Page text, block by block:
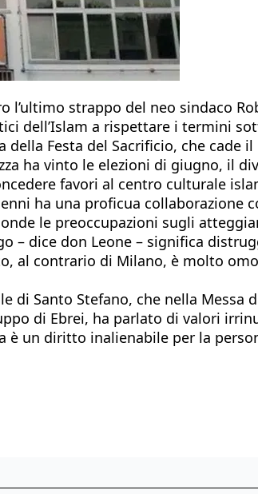
l’ultimo strappo del neo sindaco
dell’Islam a rispettare i termini
Festa del Sacrificio, che cade
ha vinto le elezioni di giugno, il
favori al centro culturale
ha una proficua collaborazione
le preoccupazioni sugli
– dice don Leone – significa
al contrario di Milano, è molto
di Santo Stefano, che nella
di Ebrei, ha parlato di valori
è un diritto inalienabile per la